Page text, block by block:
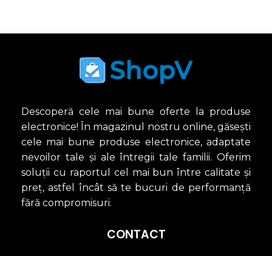
Descoperă cele mai bune oferte la produse
electronice! În magazinul nostru online, găsești
cele mai bune produse electronice, adaptate
nevoilor tale și ale întregii tale familii. Oferim
soluții cu raportul cel mai bun între calitate și
preț, astfel încât să te bucuri de performanță
fără compromisuri.
CONTACT